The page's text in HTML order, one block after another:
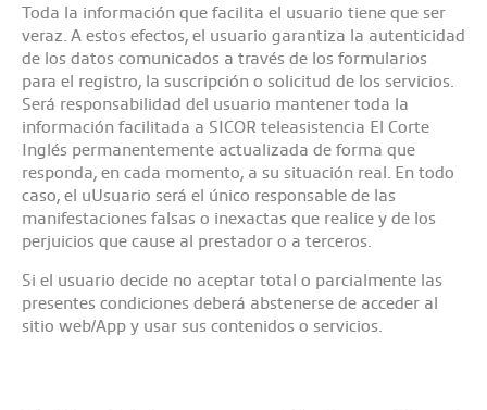
Toda la información que facilita el usuario tiene que ser
veraz. A estos efectos, el usuario garantiza la autenticidad
de los datos comunicados a través de los formularios
para el registro, la suscripción o solicitud de los servicios.
Será responsabilidad del usuario mantener toda la
información facilitada a SICOR teleasistencia El Corte
Inglés permanentemente actualizada de forma que
responda, en cada momento, a su situación real. En todo
caso, el uUsuario será el único responsable de las
manifestaciones falsas o inexactas que realice y de los
perjuicios que cause al prestador o a terceros.
Si el usuario decide no aceptar total o parcialmente las
presentes condiciones deberá abstenerse de acceder al
sitio web/App y usar sus contenidos o servicios.